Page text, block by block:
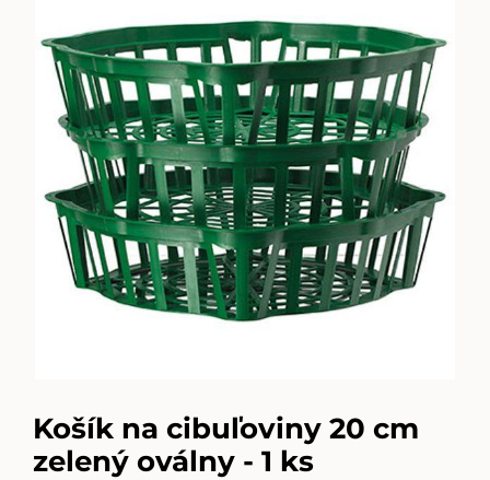
Košík na cibuľoviny 20 cm
zelený oválny - 1 ks